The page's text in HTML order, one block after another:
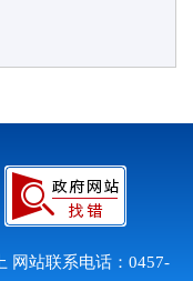
网站联系电话：0457-